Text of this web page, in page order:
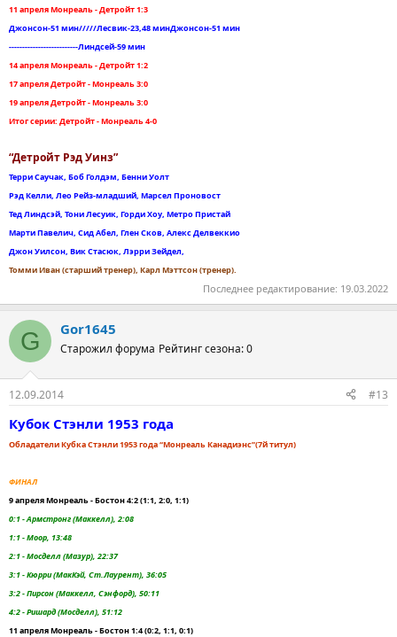
11 апреля Монреаль - Детройт 1:3
Джонсон-51 мин/////Лесвик-23,48 минДжонсон-51 мин
--------------------------Линдсей-59 мин
14 апреля Монреаль - Детройт 1:2
17 апреля Детройт - Монреаль 3:0
19 апреля Детройт - Монреаль 3:0
Итог серии: Детройт - Монреаль 4-0
“Детройт Рэд Уинз”
Терри Саучак, Боб Голдэм, Бенни Уолт
Рэд Келли, Лео Рейз-младший, Марсел Проновост
Тед Линдсэй, Тони Лесуик, Горди Хоу, Метро Пристай
Марти Павелич, Сид Абел, Глен Сков, Алекс Делвеккио
Джон Уилсон, Вик Стасюк, Лэрри Зейдел,
Томми Иван (старший тренер), Карл Мэттсон (тренер).
Последнее редактирование: 19.03.2022
G Gor1645
Старожил форума Рейтинг сезона: 0
12.09.2014 #13
Кубок Стэнли 1953 года
Обладатели Кубка Стэнли 1953 года “Монреаль Канадиэнс”(7й титул)
ФИНАЛ
9 апреля Монреаль - Бостон 4:2 (1:1, 2:0, 1:1)
0:1 - Армстронг (Маккелл), 2:08
1:1 - Моор, 13:48
2:1 - Мосделл (Мазур), 22:37
3:1 - Кюрри (МакКэй, Ст.Лаурент), 36:05
3:2 - Пирсон (Маккелл, Сэнфорд), 50:11
4:2 - Ришард (Мосделл), 51:12
11 апреля Монреаль - Бостон 1:4 (0:2, 1:1, 0:1)